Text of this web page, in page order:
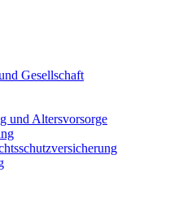
Gesellschaft
und Altersvorsorge